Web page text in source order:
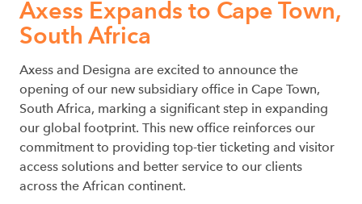
Axess Expands to Cape Town,
South Africa
Axess and Designa are excited to announce the
opening of our new subsidiary office in Cape Town,
South Africa, marking a significant step in expanding
our global footprint. This new office reinforces our
commitment to providing top-tier ticketing and visitor
access solutions and better service to our clients
across the African continent.